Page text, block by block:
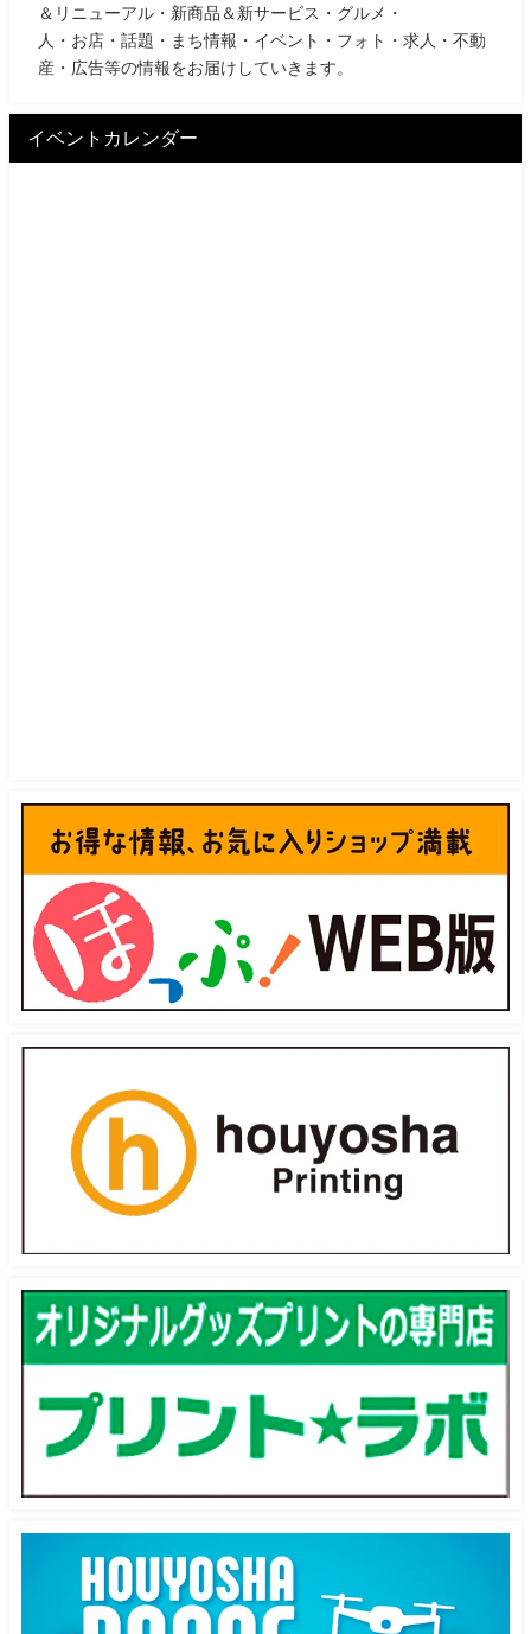
＆リニューアル・新商品＆新サービス・グルメ・
人・お店・話題・まち情報・イベント・フォト・求人・不動
産・広告等の情報をお届けしていきます。
イベントカレンダー